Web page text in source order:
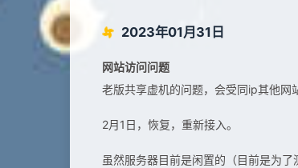
2023年01月31日
网站访问问题
老版共享虚机的问题，会受同ip其他网
2月1日，恢复，重新接入。
虽然服务器目前是闲置的（目前是为